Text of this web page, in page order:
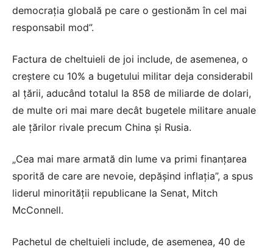
democrația globală pe care o gestionăm în cel mai
responsabil mod”.
Factura de cheltuieli de joi include, de asemenea, o
creștere cu 10% a bugetului militar deja considerabil
al țării, aducând totalul la 858 de miliarde de dolari,
de multe ori mai mare decât bugetele militare anuale
ale țărilor rivale precum China și Rusia.
„Cea mai mare armată din lume va primi finanțarea
sporită de care are nevoie, depășind inflația”, a spus
liderul minorității republicane la Senat, Mitch
McConnell.
Pachetul de cheltuieli include, de asemenea, 40 de